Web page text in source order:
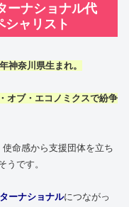
ーナショナル代
シャリスト
神奈川県生まれ。
オブ・エコノミクスで紛争
命感から支援団体を立ち
うです。
ーナショナルにつながっ